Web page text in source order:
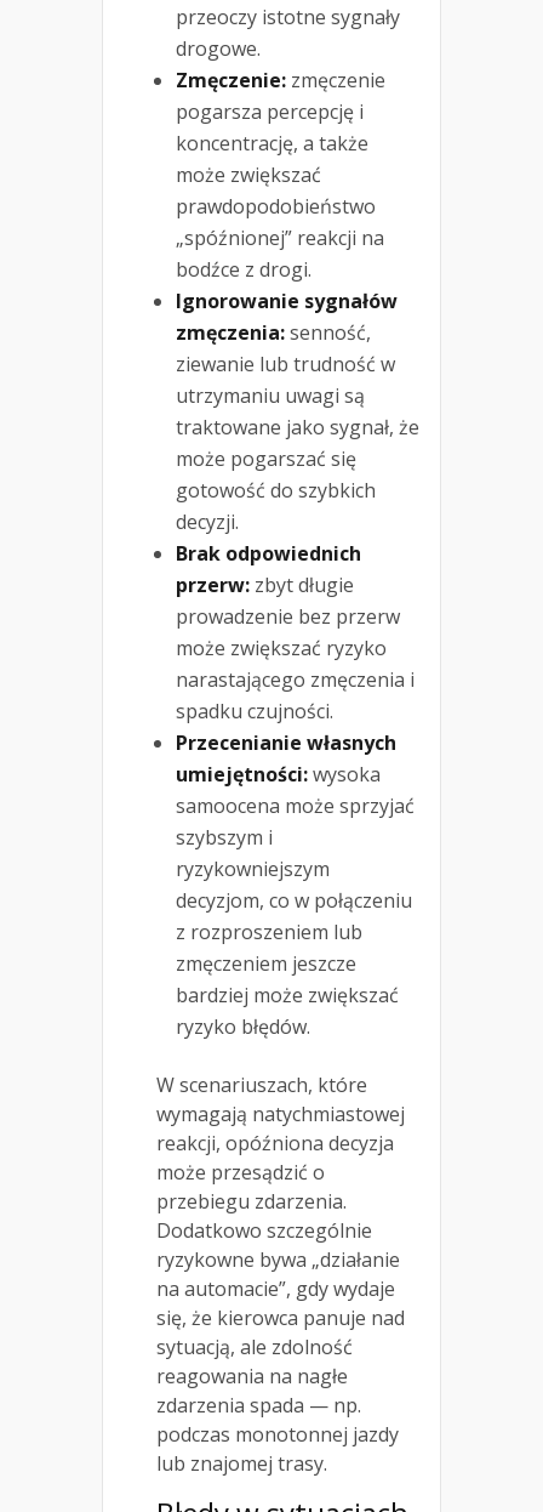
przeoczy istotne sygnały
drogowe.
Zmęczenie: zmęczenie
pogarsza percepcję i
koncentrację, a także
może zwiększać
prawdopodobieństwo
„spóźnionej” reakcji na
bodźce z drogi.
Ignorowanie sygnałów
zmęczenia:senność,
ziewanie lub trudność w
utrzymaniu uwagi są
traktowane jako sygnał, że
może pogarszać się
gotowość do szybkich
decyzji.
Brak odpowiednich
przerw: zbyt długie
prowadzenie bez przerw
może zwiększać ryzyko
narastającego zmęczenia i
spadku czujności.
Przecenianie własnych
umiejętności:wysoka
samoocena może sprzyjać
szybszym i
ryzykowniejszym
decyzjom, co w połączeniu
z rozproszeniem lub
zmęczeniem jeszcze
bardziej może zwiększać
ryzyko błędów.
W scenariuszach, które
wymagają natychmiastowej
reakcji, opóźniona decyzja
może przesądzić o
przebiegu zdarzenia.
Dodatkowo szczególnie
ryzykowne bywa „działanie
na automacie”, gdy wydaje
się, że kierowca panuje nad
sytuacją, ale zdolność
reagowania na nagłe
zdarzenia spada — np.
podczas monotonnej jazdy
lub znajomej trasy.